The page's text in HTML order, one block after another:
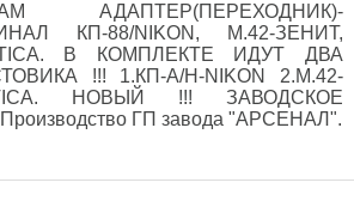
АДАПТЕР(ПЕРЕХОДНИК)-
КП-88/NIKON, М.42-ЗЕНИТ,
В КОМПЛЕКТЕ ИДУТ ДВА
!!! 1.КП-А/Н-NIKON 2.М.42-
НОВЫЙ !!! ЗАВОДСКОЕ
ГП завода "АРСЕНАЛ".